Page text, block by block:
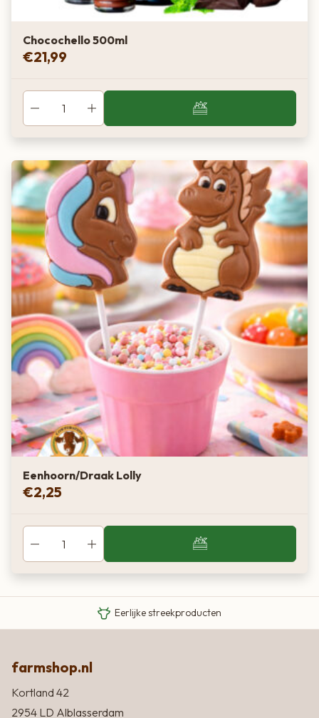
Chocochello 500ml
€21,99
Eenhoorn/Draak Lolly
€2,25
Eigen Limousin runderen
Eerlijke streekproducten
farmshop.nl
Kortland 42
2954 LD Alblasserdam